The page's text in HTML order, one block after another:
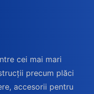
cei mai mari
precum plăci
accesorii pentru